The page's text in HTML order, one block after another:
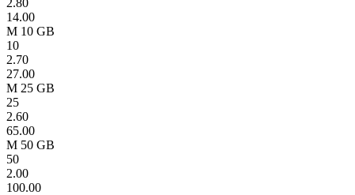
14.00
M 10 GB
10
2.70
27.00
M 25 GB
25
2.60
65.00
M 50 GB
50
2.00
100.00